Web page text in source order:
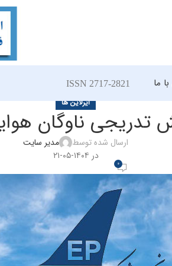
ما ISSN 2717-2821
ایرلاین ها
تدریجی ناوگان
ارسال شده توسط
مدیر سایت
در ۱۴۰۴-۰۵-۲۱
0